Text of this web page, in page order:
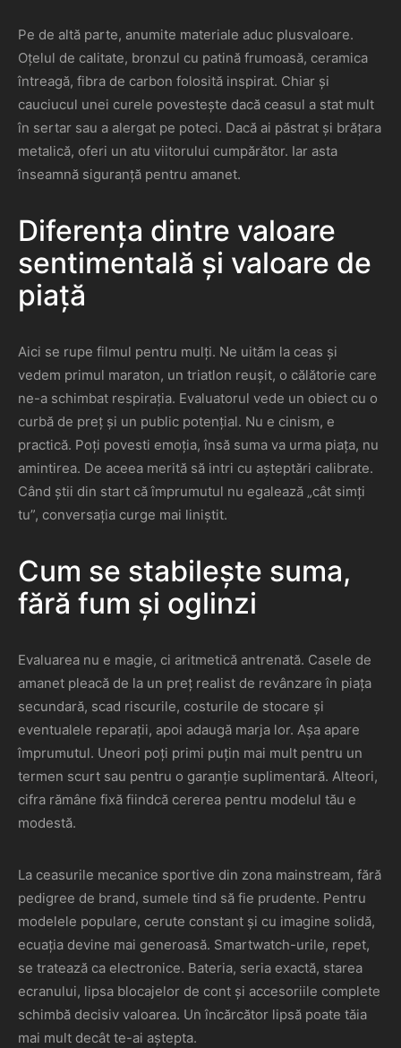
Pe de altă parte, anumite materiale aduc plusvaloare.
Oțelul de calitate, bronzul cu patină frumoasă, ceramica
întreagă, fibra de carbon folosită inspirat. Chiar și
cauciucul unei curele povestește dacă ceasul a stat mult
în sertar sau a alergat pe poteci. Dacă ai păstrat și brățara
metalică, oferi un atu viitorului cumpărător. Iar asta
înseamnă siguranță pentru amanet.
Diferența dintre valoare
sentimentală și valoare de
piață
Aici se rupe filmul pentru mulți. Ne uităm la ceas și
vedem primul maraton, un triatlon reușit, o călătorie care
ne-a schimbat respirația. Evaluatorul vede un obiect cu o
curbă de preț și un public potențial. Nu e cinism, e
practică. Poți povesti emoția, însă suma va urma piața, nu
amintirea. De aceea merită să intri cu așteptări calibrate.
Când știi din start că împrumutul nu egalează „cât simți
tu”, conversația curge mai liniștit.
Cum se stabilește suma,
fără fum și oglinzi
Evaluarea nu e magie, ci aritmetică antrenată. Casele de
amanet pleacă de la un preț realist de revânzare în piața
secundară, scad riscurile, costurile de stocare și
eventualele reparații, apoi adaugă marja lor. Așa apare
împrumutul. Uneori poți primi puțin mai mult pentru un
termen scurt sau pentru o garanție suplimentară. Alteori,
cifra rămâne fixă fiindcă cererea pentru modelul tău e
modestă.
La ceasurile mecanice sportive din zona mainstream, fără
pedigree de brand, sumele tind să fie prudente. Pentru
modelele populare, cerute constant și cu imagine solidă,
ecuația devine mai generoasă. Smartwatch-urile, repet,
se tratează ca electronice. Bateria, seria exactă, starea
ecranului, lipsa blocajelor de cont și accesoriile complete
schimbă decisiv valoarea. Un încărcător lipsă poate tăia
mai mult decât te-ai aștepta.